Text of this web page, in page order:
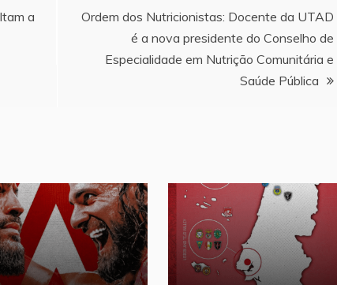
a
Ordem dos Nutricionistas: Docente da UTAD
é a nova presidente do Conselho de
Especialidade em Nutrição Comunitária e
Saúde Pública